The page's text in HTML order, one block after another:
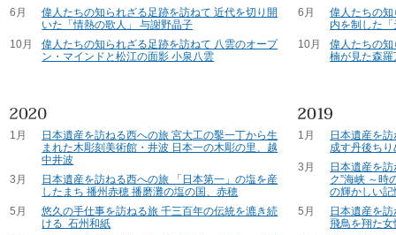
6月
偉人たちの知られざる足跡を訪ねて 近代を切り開
いた「情熱の歌人」 与謝野晶子
10月
偉人たちの知られざる足跡を訪ねて 八雲のオープ
ン・マインドと松江の面影 小泉八雲
6月
偉人たちの
内を制した
10月
偉人たちの
楠が見た森
1月
日本遺産を訪ねる西への旅 宮大工の鑿一丁から生
まれた木彫刻美術館・井波 日本一の木彫の里、越
中井波
3月
日本遺産を訪ねる西への旅 「日本第一」の塩を産
したまち 播州赤穂 播磨灘の塩の国、赤穂
5月
悠久の手仕事を訪ねる旅 千三百年の伝統を漉き続
ける 石州和紙
1月
日本遺産を
成す丹後ち
3月
日本遺産を
ク”海峡 ～時
の輝かしい記
5月
日本遺産を
飛鳥を翔た